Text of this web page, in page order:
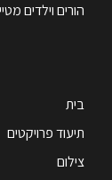
הורים וילדים
בית
תיעוד פרויקטים
צילום